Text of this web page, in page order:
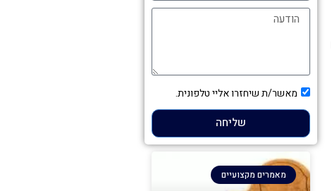
הודעה
תיבתמאשר/ת שיחזרו אליי טלפונית.
שליחה
מאמרים מקצועיים